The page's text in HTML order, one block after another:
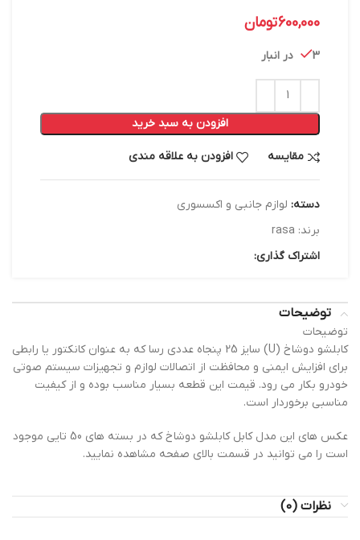
600,000تومان
3 در انبار
افزودن به سبد خرید
مقایسه افزودن به علاقه مندی
دسته: لوازم جانبی و اکسسوری
برند: rasa
اشتراک گذاری:
توضیحات
توضیحات
کابلشو دوشاخ (U) سایز 25 پنجاه عددی رسا که به عنوان کانکتور یا رابطی
برای افزایش ایمنی و محافظت از اتصالات لوازم و تجهیزات سیستم صوتی
خودرو بکار می رود. قیمت این قطعه بسیار مناسب بوده و از کیفیت
مناسبی برخوردار است.
عکس های این مدل کابل کابلشو دوشاخ که در بسته های 50 تایی موجود
است را می توانید در قسمت بالای صفحه مشاهده نمایید.
نظرات (0)